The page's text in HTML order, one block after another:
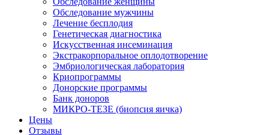
Обследование мужчины
Лечение бесплодия
Генетическая диагностика
Искусственная инсеминация
Экстракорпоральное оплодотворение
Эмбриологическая лаборатория
Криопрограммы
Донорские программы
Банк доноров
МИКРО-ТЕЗЕ (биопсия яичка)
Цены
Отзывы